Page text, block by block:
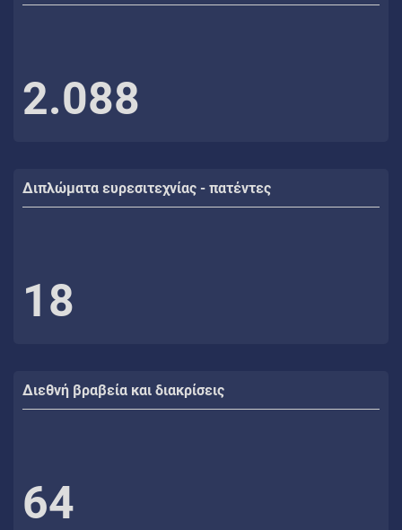
2.088
Διπλώματα ευρεσιτεχνίας - πατέντες
18
Διεθνή βραβεία και διακρίσεις
64